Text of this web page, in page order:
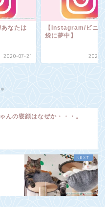
ニール
2020-11-04
【Instagram/気持
すぎてゴロゴロ】
んの寝顔はなぜか・・・。